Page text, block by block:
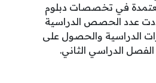
في تخصصات دبلوم
عدد الحصص الدراسية
الدراسية والحصول على
الدراسي الثاني.